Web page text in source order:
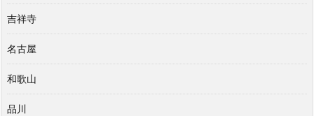
吉祥寺
名古屋
和歌山
品川